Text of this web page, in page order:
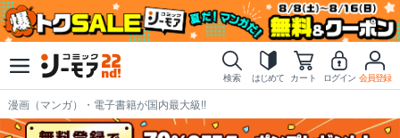
検索 はじめて カート ログイン 会員登録
漫画（マンガ）・電子書籍が国内最大級!!